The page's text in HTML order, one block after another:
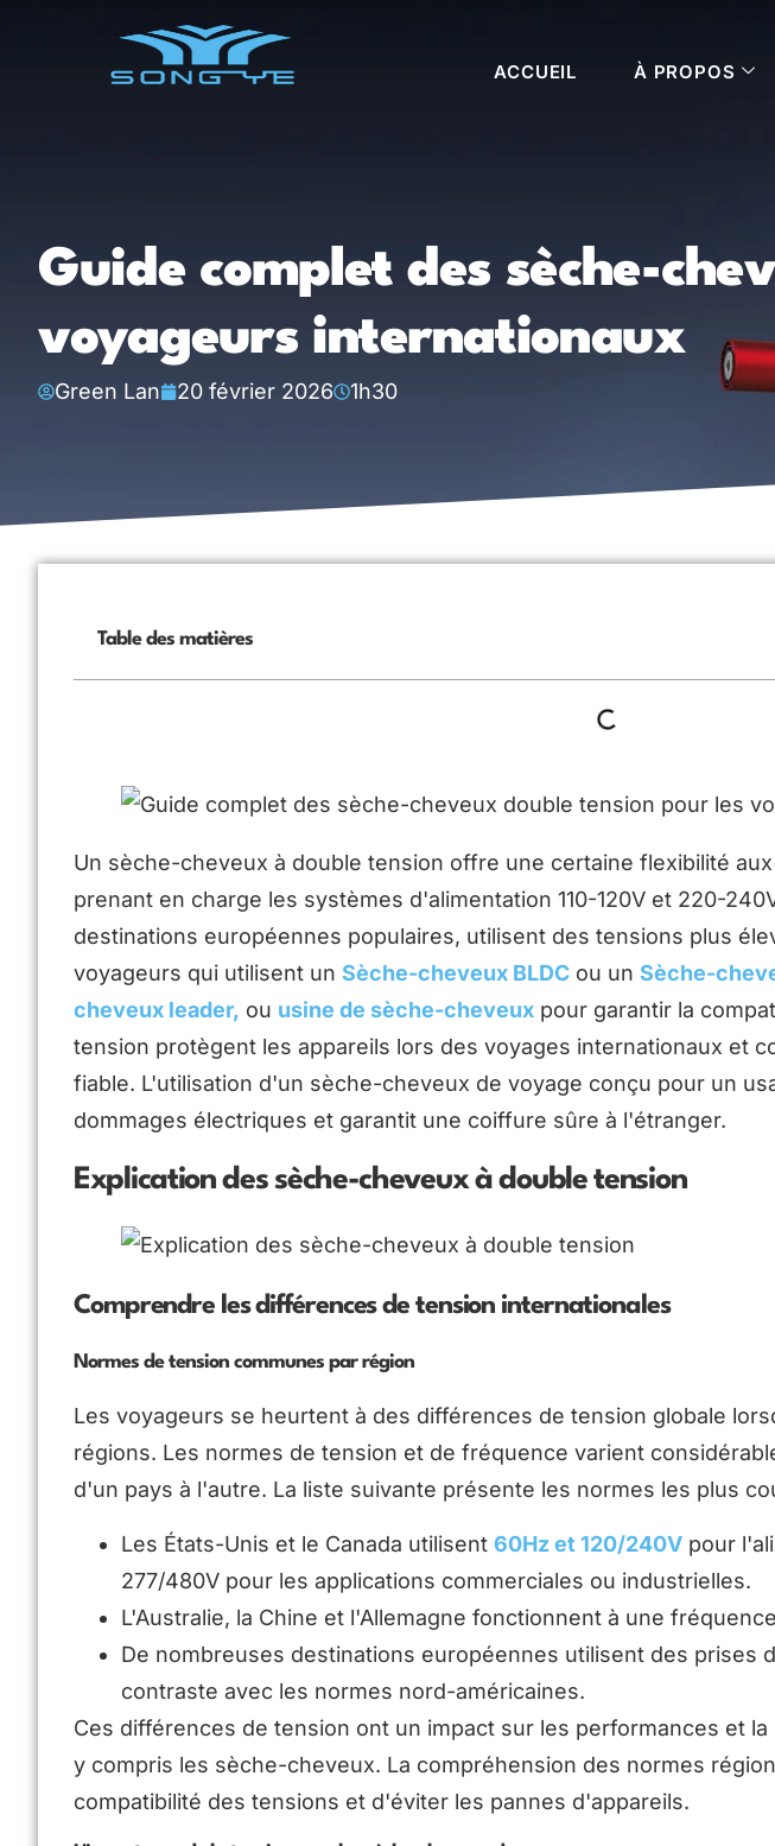
ACCUEIL À PROPOS
Guide complet des sèche-
voyageurs internationaux
Green Lan 20 février 2026 1h30
Table des matières
Un sèche-cheveux à double tension offre une certaine flexibilité
prenant en charge les systèmes d'alimentation 110-120V et 220-
destinations européennes populaires, utilisent des tensions plus
voyageurs qui utilisent un Sèche-cheveux BLDC ou un Sèche-
cheveux leader, ou usine de sèche-cheveux pour garantir la
tension protègent les appareils lors des voyages internationaux et
fiable. L'utilisation d'un sèche-cheveux de voyage conçu pour un
dommages électriques et garantit une coiffure sûre à l'étranger.
Explication des sèche-cheveux à double tension
Comprendre les différences de tension internationales
Normes de tension communes par région
Les voyageurs se heurtent à des différences de tension globale
régions. Les normes de tension et de fréquence varient
d'un pays à l'autre. La liste suivante présente les normes les plus
Les États-Unis et le Canada utilisent 60Hz et 120/240V pour
277/480V pour les applications commerciales ou industrielles.
L'Australie, la Chine et l'Allemagne fonctionnent à une
De nombreuses destinations européennes utilisent des prises
contraste avec les normes nord-américaines.
Ces différences de tension ont un impact sur les performances et
y compris les sèche-cheveux. La compréhension des normes
compatibilité des tensions et d'éviter les pannes d'appareils.